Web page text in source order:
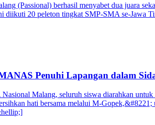
(Passional) berhasil menyabet dua juara
20 peleton tingkat SMP-SMA se-Jawa
Penuhi Lapangan dalam
Malang, seluruh siswa diarahkan
hati bersama melalui M-